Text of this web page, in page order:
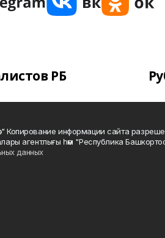
РБ
Копирование информации сайта
агентлығы һәм "Республика
данных